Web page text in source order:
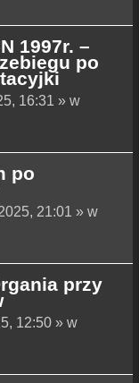
1997r. –
po
16:31 » w
po
21:01 » w
przy
12:50 » w